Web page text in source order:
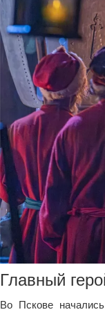
Главный
Во Пскове